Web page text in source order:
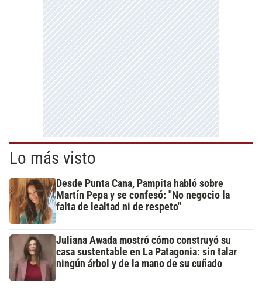
Lo más visto
Desde Punta Cana, Pampita habló sobre
Martín Pepa y se confesó: "No negocio la
falta de lealtad ni de respeto"
Juliana Awada mostró cómo construyó su
casa sustentable en La Patagonia: sin talar
ningún árbol y de la mano de su cuñado